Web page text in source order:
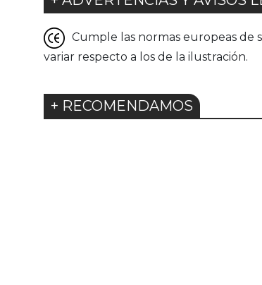
Cumple las normas europeas de
variar respecto a los de la ilustración.
+ RECOMENDAMOS